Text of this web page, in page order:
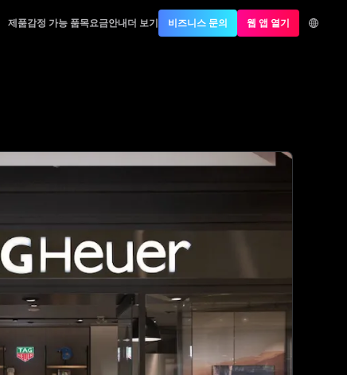
제품감정 가능 품목요금안내더 보기 비즈니스 문의 웹 앱 열기